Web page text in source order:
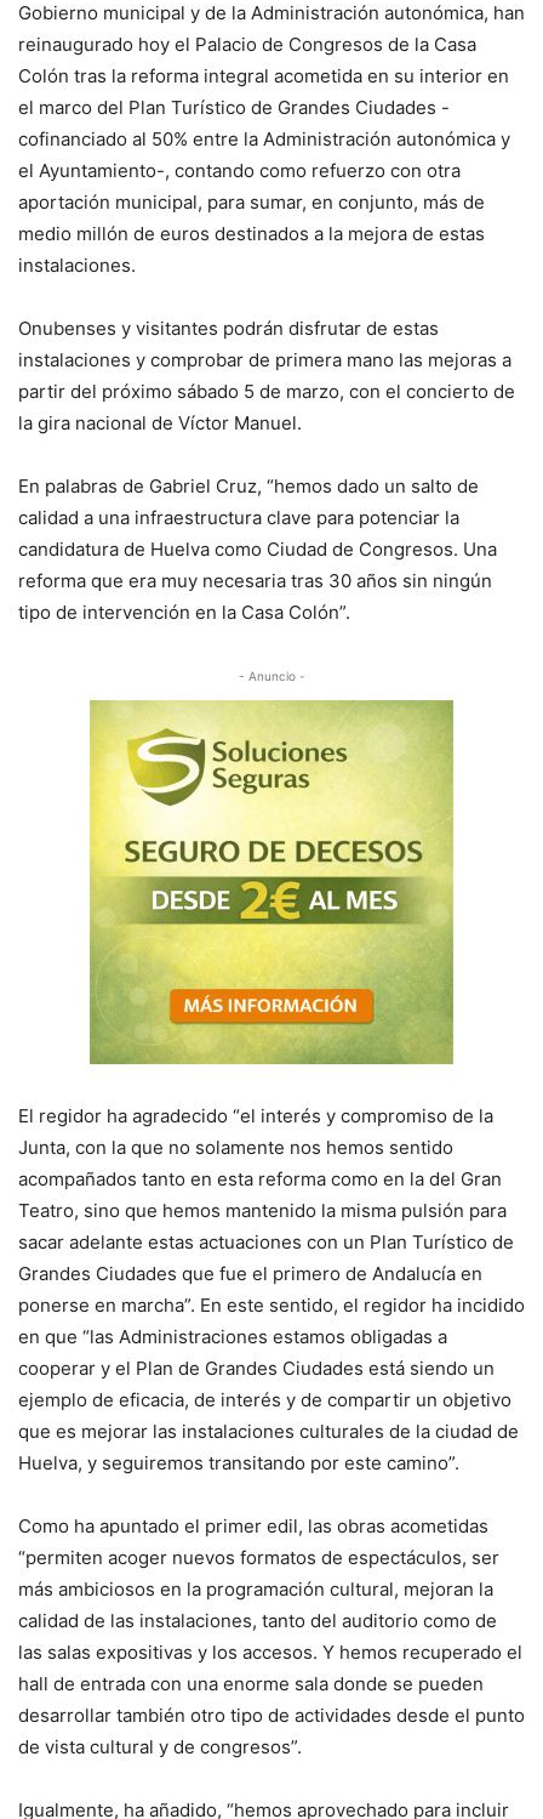
Gobierno municipal y de la Administración autonómica, han
reinaugurado hoy el Palacio de Congresos de la Casa
Colón tras la reforma integral acometida en su interior en
el marco del Plan Turístico de Grandes Ciudades -
cofinanciado al 50% entre la Administración autonómica y
el Ayuntamiento-, contando como refuerzo con otra
aportación municipal, para sumar, en conjunto, más de
medio millón de euros destinados a la mejora de estas
instalaciones.
Onubenses y visitantes podrán disfrutar de estas
instalaciones y comprobar de primera mano las mejoras a
partir del próximo sábado 5 de marzo, con el concierto de
la gira nacional de Víctor Manuel.
En palabras de Gabriel Cruz, “hemos dado un salto de
calidad a una infraestructura clave para potenciar la
candidatura de Huelva como Ciudad de Congresos. Una
reforma que era muy necesaria tras 30 años sin ningún
tipo de intervención en la Casa Colón”.
- Anuncio -
El regidor ha agradecido “el interés y compromiso de la
Junta, con la que no solamente nos hemos sentido
acompañados tanto en esta reforma como en la del Gran
Teatro, sino que hemos mantenido la misma pulsión para
sacar adelante estas actuaciones con un Plan Turístico de
Grandes Ciudades que fue el primero de Andalucía en
ponerse en marcha”. En este sentido, el regidor ha incidido
en que “las Administraciones estamos obligadas a
cooperar y el Plan de Grandes Ciudades está siendo un
ejemplo de eficacia, de interés y de compartir un objetivo
que es mejorar las instalaciones culturales de la ciudad de
Huelva, y seguiremos transitando por este camino”.
Como ha apuntado el primer edil, las obras acometidas
“permiten acoger nuevos formatos de espectáculos, ser
más ambiciosos en la programación cultural, mejoran la
calidad de las instalaciones, tanto del auditorio como de
las salas expositivas y los accesos. Y hemos recuperado el
hall de entrada con una enorme sala donde se pueden
desarrollar también otro tipo de actividades desde el punto
de vista cultural y de congresos”.
Igualmente, ha añadido, “hemos aprovechado para incluir